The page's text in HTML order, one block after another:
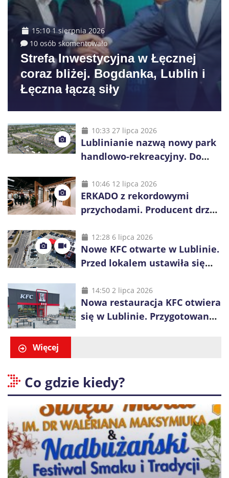
15:10 1 sierpnia 2026
10 osób skomentowało
Strefa Inwestycyjna w Łęcznej
coraz bliżej. Bogdanka, Lublin i
Łęczna łączą siły
10:33 27 lipca 2026
Lublinianie nazwą nowy park
handlowo-rekreacyjny. Do
10:46 12 lipca 2026
ERKADO z rekordowymi
przychodami. Producent drzwi
inwestycje
12:28 6 lipca 2026
Nowe KFC otwarte w Lublinie.
Przed lokalem ustawiła się
14:50 2 lipca 2026
Nowa restauracja KFC otwiera
się w Lublinie. Przygotowano
Więcej
Co gdzie kiedy?